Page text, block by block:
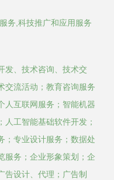
务,科技推广和应用服务
发、技术咨询、技术交
交流活动；教育咨询服务
人互联网服务；智能机器
人工智能基础软件开发；
；专业设计服务；数据处
服务；企业形象策划；企
告设计、代理；广告制